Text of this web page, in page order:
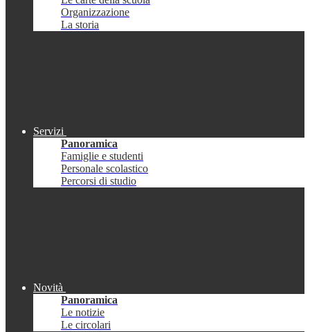
Organizzazione
La storia
Servizi
Panoramica
Famiglie e studenti
Personale scolastico
Percorsi di studio
Novità
Panoramica
Le notizie
Le circolari